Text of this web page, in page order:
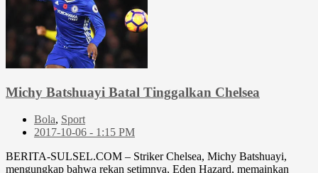
Michy Batshuayi Batal Tinggalkan Chelsea
Bola, Sport
2017-10-06 - 1:15 PM
BERITA-SULSEL.COM – Striker Chelsea, Michy Batshuayi,
mengungkap bahwa rekan setimnya, Eden Hazard, memainkan